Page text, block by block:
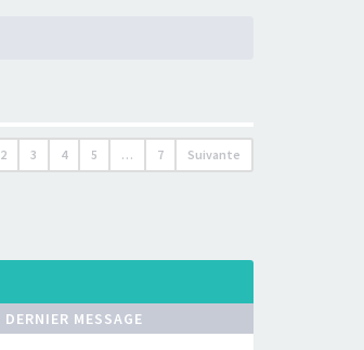
2 3 4 5 … 7 Suivante
DERNIER MESSAGE